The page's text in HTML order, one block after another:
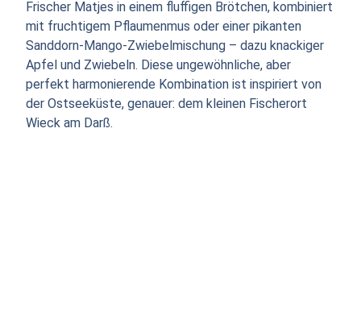
Frischer Matjes in einem fluffigen Brötchen, kombiniert
mit fruchtigem Pflaumenmus oder einer pikanten
Sanddorn-Mango-Zwiebelmischung – dazu knackiger
Apfel und Zwiebeln. Diese ungewöhnliche, aber
perfekt harmonierende Kombination ist inspiriert von
der Ostseeküste, genauer: dem kleinen Fischerort
Wieck am Darß.